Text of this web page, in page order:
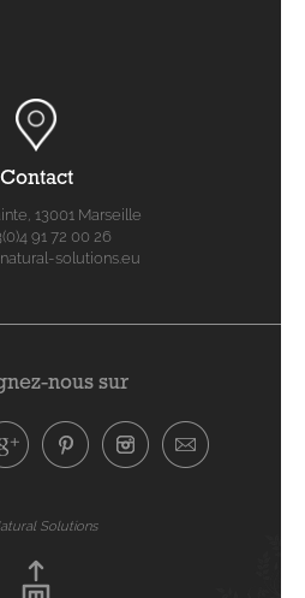
Contact
13001 Marseille
91 72 00 26
solutions.eu
nous sur
Solutions